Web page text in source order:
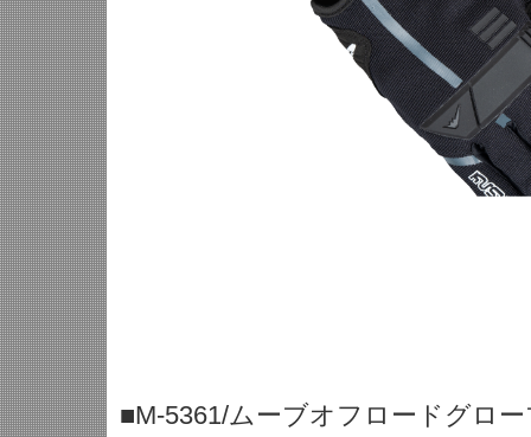
■M-5361/ムーブオフロードグロ